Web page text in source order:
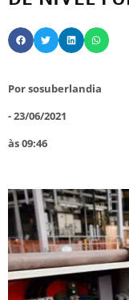
Porsosuberlandia
-23/06/2021
às09:46